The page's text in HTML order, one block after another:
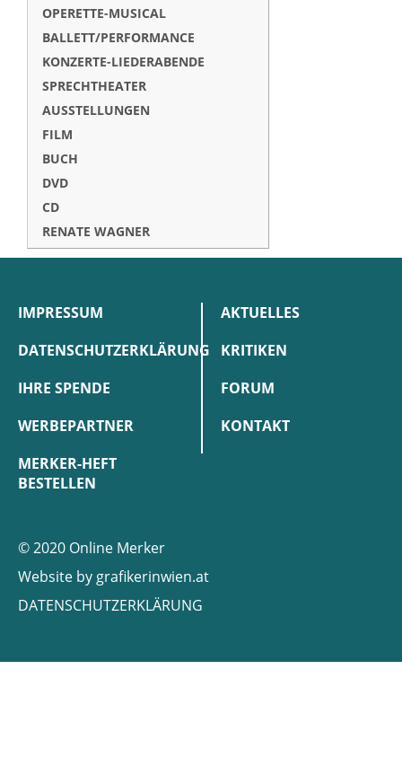
OPERETTE-MUSICAL
BALLETT/PERFORMANCE
KONZERTE-LIEDERABENDE
SPRECHTHEATER
AUSSTELLUNGEN
FILM
BUCH
DVD
CD
RENATE WAGNER
IMPRESSUM
DATENSCHUTZERKLÄRUNG
IHRE SPENDE
WERBEPARTNER
MERKER-HEFT
BESTELLEN
AKTUELLES
KRITIKEN
FORUM
KONTAKT
© 2020 Online Merker
Website by grafikerinwien.at
DATENSCHUTZERKLÄRUNG